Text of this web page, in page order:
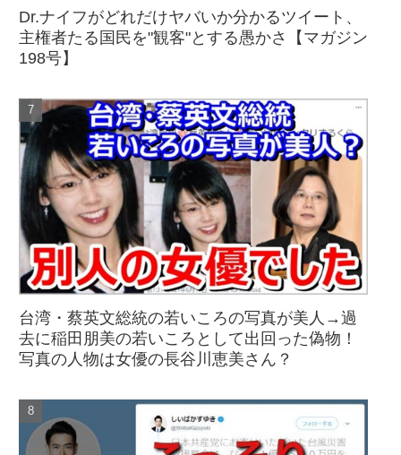
Dr.ナイフがどれだけヤバいか分かるツイート、
主権者たる国民を"観客"とする愚かさ【マガジン
198号】
台湾・蔡英文総統の若いころの写真が美人→過
去に稲田朋美の若いころとして出回った偽物！
写真の人物は女優の長谷川恵美さん？